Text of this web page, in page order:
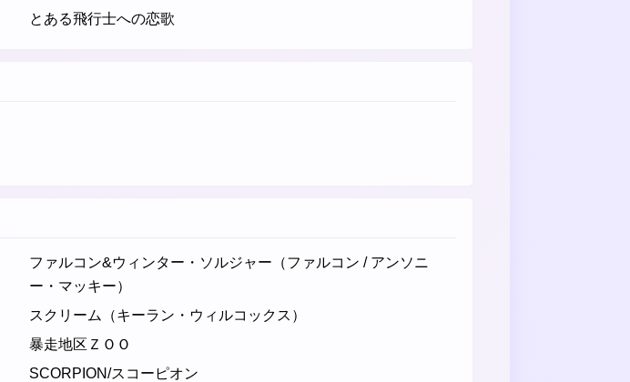
とある飛行士への恋歌
ファルコン&ウィンター・ソルジャー（ファルコン / アンソニ
ー・マッキー）
スクリーム（キーラン・ウィルコックス）
暴走地区ＺＯＯ
SCORPION/スコーピオン